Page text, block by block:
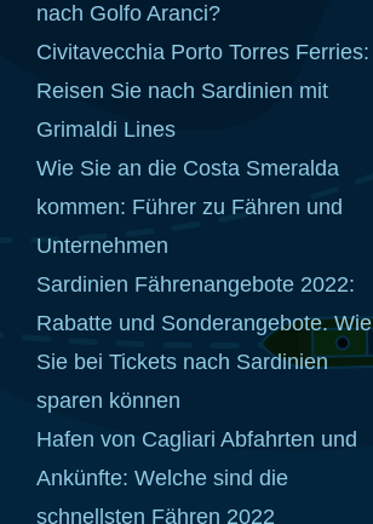
nach Golfo Aranci?
Civitavecchia Porto Torres Ferries:
Reisen Sie nach Sardinien mit
Grimaldi Lines
Wie Sie an die Costa Smeralda
kommen: Führer zu Fähren und
Unternehmen
Sardinien Fährenangebote 2022:
Rabatte und Sonderangebote. Wie
Sie bei Tickets nach Sardinien
sparen können
Hafen von Cagliari Abfahrten und
Ankünfte: Welche sind die
schnellsten Fähren 2022